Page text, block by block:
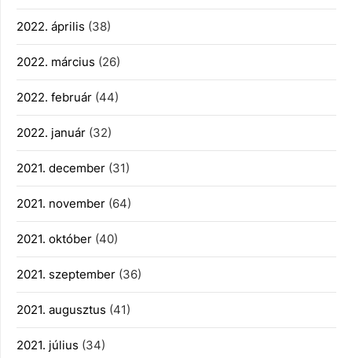
2022. április (38)
2022. március (26)
2022. február (44)
2022. január (32)
2021. december (31)
2021. november (64)
2021. október (40)
2021. szeptember (36)
2021. augusztus (41)
2021. július (34)